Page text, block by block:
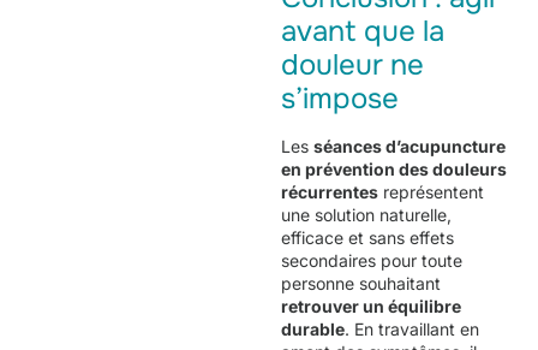
avant que la
douleur ne
s’impose
Les séances d’acupuncture
en prévention des douleurs
récurrentes représentent
une solution naturelle,
efficace et sans effets
secondaires pour toute
personne souhaitant
retrouver un équilibre
durable. En travaillant en